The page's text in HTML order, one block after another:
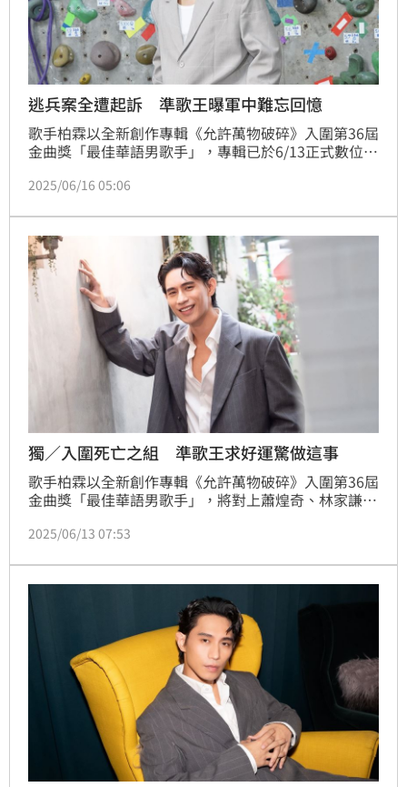
逃兵案全遭起訴 準歌王曝軍中難忘回憶
歌手柏霖以全新創作專輯《允許萬物破碎》入圍第36屆
金曲獎「最佳華語男歌手」，專輯已於6/13正式數位上
他一步一步持續向上努力，並成功叩關金曲獎。對此，
調整心態，告訴自己「入圍即肯定」。
2025/06/16 05:06
獨／入圍死亡之組 準歌王求好運驚做這事
歌手柏霖以全新創作專輯《允許萬物破碎》入圍第36屆
金曲獎「最佳華語男歌手」，將對上蕭煌奇、林家謙、
真實心情，透露自己「吃素許願」。
2025/06/13 07:53